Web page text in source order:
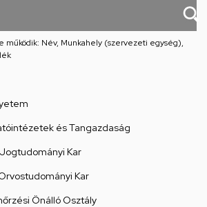
működik: Név, Munkahely (szervezeti egység),
és Tangazdaság
Kar
Kar
Önálló Osztály